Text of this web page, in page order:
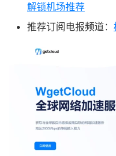
解锁机场推荐
推荐订阅电报频道：